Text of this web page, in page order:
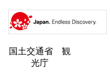
国土交通省 観
光庁